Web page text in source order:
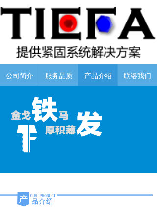
公司简介 服务品质 产品介绍 联络我们